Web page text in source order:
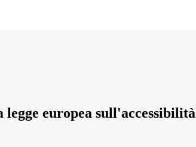
europea sull'accessibilità